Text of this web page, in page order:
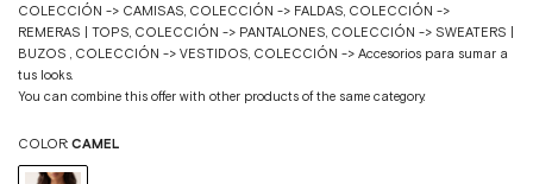
COLECCIÓN -> CAMISAS, COLECCIÓN -> FALDAS, COLECCIÓN ->
REMERAS | TOPS, COLECCIÓN -> PANTALONES, COLECCIÓN -> SWEATERS |
BUZOS , COLECCIÓN -> VESTIDOS, COLECCIÓN -> Accesorios para sumar a
tus looks.
You can combine this offer with other products of the same category.
COLOR: CAMEL